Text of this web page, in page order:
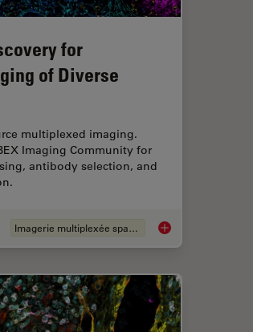
for
of Diverse
multiplexed imaging.
Imaging Community for
antibody selection, and
Imagerie multiplexée spatiale Accelerating